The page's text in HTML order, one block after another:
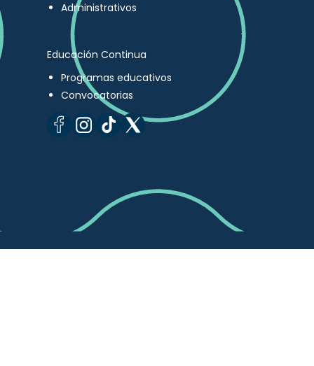
Administrativos
Educación Continua
Programas educativos
Convocatorias